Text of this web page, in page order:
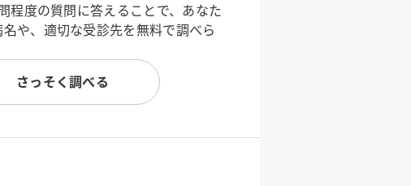
程度の質問に答えることで、あなた
や、適切な受診先を無料で調べら
さっそく調べる